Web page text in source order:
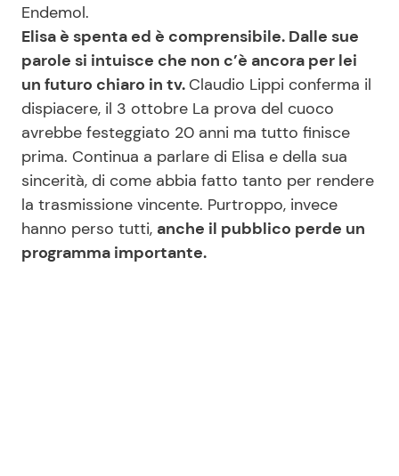
Endemol.
Elisa è spenta ed è comprensibile. Dalle sue
parole si intuisce che non c’è ancora per lei
un futuro chiaro in tv. Claudio Lippi conferma il
dispiacere, il 3 ottobre La prova del cuoco
avrebbe festeggiato 20 anni ma tutto finisce
prima. Continua a parlare di Elisa e della sua
sincerità, di come abbia fatto tanto per rendere
la trasmissione vincente. Purtroppo, invece
hanno perso tutti, anche il pubblico perde un
programma importante.